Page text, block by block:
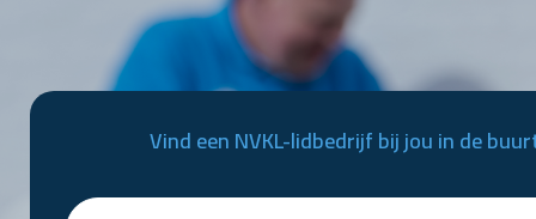
Vind een NVKL-lidbedrijf bij jou in de